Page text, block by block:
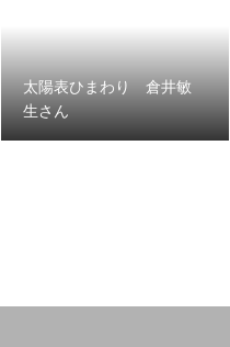
太陽表ひまわり 倉井敏
生さん